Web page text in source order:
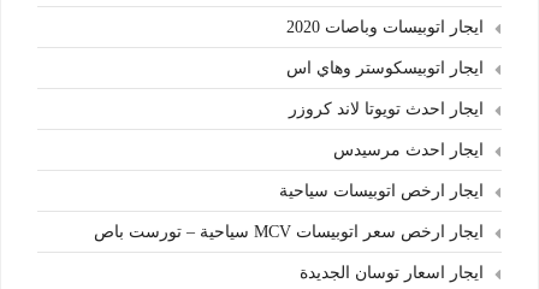
ايجار اتوبيسات وباصات 2020
ايجار اتوبيسكوستر وهاي اس
ايجار احدث تويوتا لاند كروزر
ايجار احدث مرسيدس
ايجار ارخص اتوبيسات سياحية
ايجار ارخص سعر اتوبيسات MCV سياحية – تورست باص
ايجار اسعار توسان الجديدة